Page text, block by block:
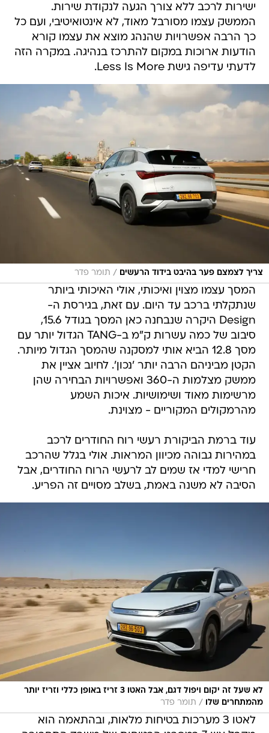
ישירות לרכב ללא צורך הגעה לנקודת שירות.
הממשק עצמו מסורבל מאוד, לא אינטואיטיבי, ועם כל
כך הרבה אפשרויות שהנהג מוצא את עצמו קורא
הודעות ארוכות במקום להתרכז בנהיגה. במקרה הזה
לדעתי עדיפה גישת Less Is More.
צריך לצמצם פער בהיבט בידוד הרעשים / תומר פדר
המסך עצמו מצוין ואיכותי, אולי האיכותי ביותר
שנתקלתי ברכב עד היום. עם זאת, בגירסת ה-
Design היקרה שנבחנה כאן המסך בגודל 15.6,
סיבוב של כמה עשרות ק"מ ב-TANG הגדול יותר עם
מסך 12.8 הביא אותי למסקנה שהמסך הגדול מיותר.
הקטן מביניהם הרבה יותר 'נכון'. לחיוב אציין את
ממשק מצלמות ה-360 ואפשרויות הבחירה שהן
מרשימות מאוד ושימושיות. איכות השמע
מהרמקולים המקוריים - מצוינת.
עוד ברמת הביקורת רעשי רוח החודרים לרכב
במהירות גבוהה מכיוון המראות. אולי בגלל שהרכב
חרישי למדי אז שמים לב לרעשי הרוח החודרים, אבל
הסיבה לא משנה באמת, בשלב מסויים זה הפריע.
לא שעל זה יקום ויפול דגם, אבל האטו 3 זריז באופן כללי וזריז יותר
מהמתחרים שלו
/ תומר פדר
לאטו 3 מערכות בטיחות מלאות, ובהתאמה הוא